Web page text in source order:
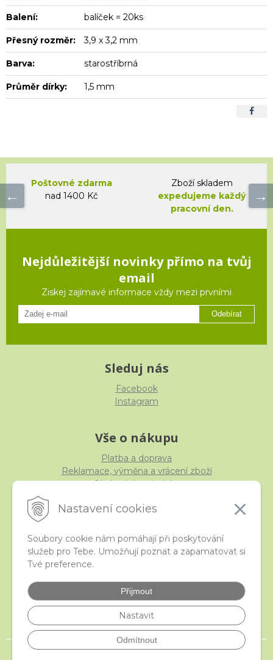
Nastavení cookies
Soubory cookie nám pomáhají při poskytování
služeb pro Tebe. Umožňují poznat a zapamatovat si
Tvé preference.
Přijmout
Nastavit
Odmítnout
Balení: balíček = 20ks
Přesný rozměr: 3,9 x 3,2 mm
Barva: starostříbrná
Průměr dírky: 1,5 mm
Poštovné zdarma
nad 1400 Kč
Zboží skladem
expedujeme každý
pracovní den.
Nejdůležitější novinky přímo na tvůj
email
Ziskej zajímavé informace vždy mezi prvními
Odebírat
Sleduj nás
Facebook
Instagram
Vše o nákupu
Platba a doprava
Reklamace, výměna a vrácení zboží
Obchodní podmínky
iStraka
Velkoobchod
Nejčastější otázky
České puncovní značky
© 2026 istraka.cz - nejtřpytivější korálky a polodrahokamy široko daleko •